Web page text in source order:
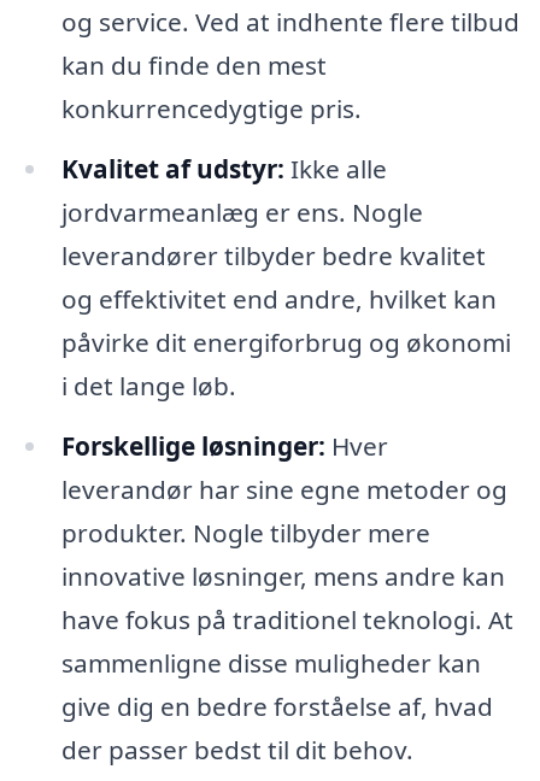
og service. Ved at indhente flere tilbud
kan du finde den mest
konkurrencedygtige pris.
Kvalitet af udstyr: Ikke alle
jordvarmeanlæg er ens. Nogle
leverandører tilbyder bedre kvalitet
og effektivitet end andre, hvilket kan
påvirke dit energiforbrug og økonomi
i det lange løb.
Forskellige løsninger: Hver
leverandør har sine egne metoder og
produkter. Nogle tilbyder mere
innovative løsninger, mens andre kan
have fokus på traditionel teknologi. At
sammenligne disse muligheder kan
give dig en bedre forståelse af, hvad
der passer bedst til dit behov.